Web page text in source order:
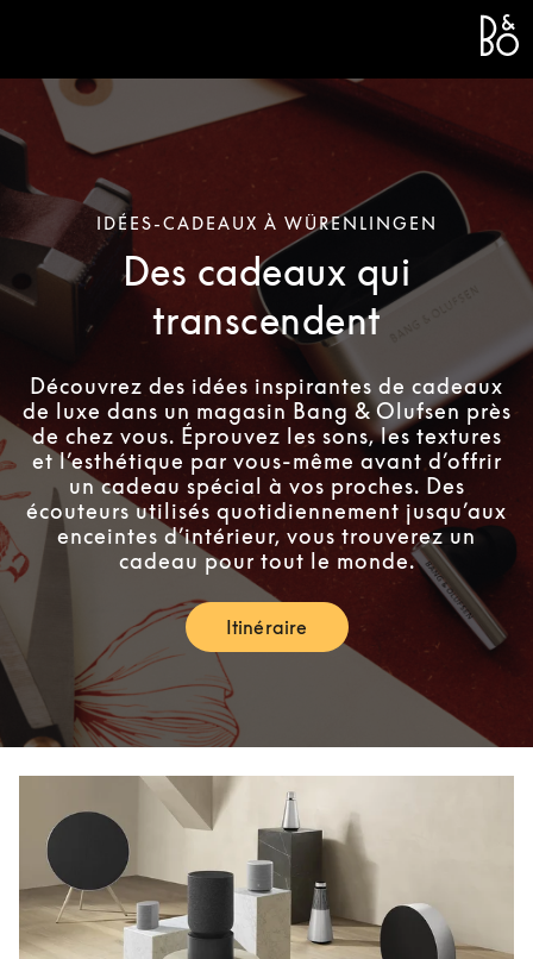
IDÉES-CADEAUX À WÜRENLINGEN
Des cadeaux qui
transcendent
Découvrez des idées inspirantes de cadeaux
de luxe dans un magasin Bang & Olufsen près
de chez vous. Éprouvez les sons, les textures
et l’esthétique par vous-même avant d’offrir
un cadeau spécial à vos proches. Des
écouteurs utilisés quotidiennement jusqu’aux
enceintes d’intérieur, vous trouverez un
cadeau pour tout le monde.
ItinéraireLink Opens in New Tab